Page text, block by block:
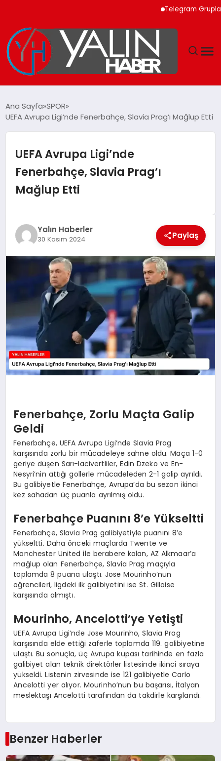
Telegram Grupları
DÜNYA
EKONOMİ
YAŞAM
EĞİTİM
MAGAZİN
SAĞLIK
Ana Sayfa SPOR
UEFA Avrupa Ligi’nde Fenerbahçe, Slavia Prag’ı Mağlup Etti
UEFA Avrupa Ligi’nde
Fenerbahçe, Slavia Prag’ı
Mağlup Etti
Yalın Haberler
30 Kasım 2024 Paylaş
Fenerbahçe, Zorlu Maçta Galip
Geldi
Fenerbahçe, UEFA Avrupa Ligi’nde Slavia Prag
karşısında zorlu bir mücadeleye sahne oldu. Maça 1-0
geriye düşen Sarı-lacivertliler, Edin Dzeko ve En-
Nesyri’nin attığı gollerle mücadeleden 2-1 galip ayrıldı.
Bu galibiyetle Fenerbahçe, Avrupa’da bu sezon ikinci
kez sahadan üç puanla ayrılmış oldu.
Fenerbahçe Puanını 8’e Yükseltti
Fenerbahçe, Slavia Prag galibiyetiyle puanını 8’e
yükseltti. Daha önceki maçlarda Twente ve
Manchester United ile berabere kalan, AZ Alkmaar’a
mağlup olan Fenerbahçe, Slavia Prag maçıyla
toplamda 8 puana ulaştı. Jose Mourinho’nun
öğrencileri, ligdeki ilk galibiyetini ise St. Gilloise
karşısında almıştı.
Mourinho, Ancelotti’ye Yetişti
UEFA Avrupa Ligi’nde Jose Mourinho, Slavia Prag
karşısında elde ettiği zaferle toplamda 119. galibiyetine
ulaştı. Bu sonuçla, üç Avrupa kupası tarihinde en fazla
galibiyet alan teknik direktörler listesinde ikinci sıraya
yükseldi. Listenin zirvesinde ise 121 galibiyetle Carlo
Ancelotti yer alıyor. Mourinho’nun bu başarısı, İtalyan
meslektaşı Ancelotti tarafından da takdirle karşılandı.
Benzer Haberler